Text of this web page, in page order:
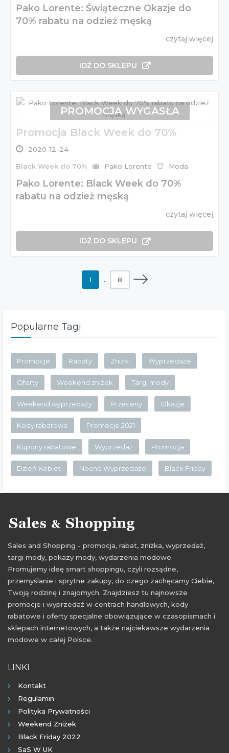
Pako Lorente: Świąteczne Okazje do
70% rabatu na odzież męską
czytaj więcej
IDŹ DO SKLEPU
Promocja Black Week do 70%
2020-12-24
Black Week do 70% Pako Lorente Moda
Pako Lorente: Black Week do 70%
rabatu na odzież męską
czytaj więcej
IDŹ DO SKLEPU
PROMOCJA WYGASŁA
1 … 8
Popularne Tagi
Promocje Rabaty Zniżki Wyprzedaże
Oferty Weekend zniżek Targi mody
Weekend wyprzedaży Przeceny Okazje
Kody rabatowe Promocje 2021
Kupony rabatowe Wyprzedaż Promocja
Dzień Kobiet Nocne Wyprzedaże Black Friday
Sales and Shopping - promocja, rabat, zniżka, wyprzedaż,
targi mody, pokazy mody, wydarzenia modowe.
Promujemy ideę smart shoppingu, czyli rozsądne,
przemyślanie i sprytne zakupy, do czego zachęcamy Ciebie,
Twoją rodzinę i znajomych. Znajdziesz tu najnowsze
promocje i wyprzedaż w centrach handlowych, kody
rabatowe i oferty specjalne obowiązujące w czasopismach i
sklepach internetowych, a także najciekawsze wydarzenia
modowe w całej Polsce.
LINKI
Kontakt
Regulamin
Polityka Prywatności
Weekend Zniżek
Black Friday 2022
SaS W UK